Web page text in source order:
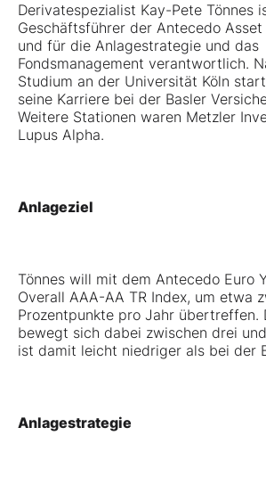
Derivatespezialist Kay-Pete Tönnes
Geschäftsführer der Antecedo
und für die Anlagestrategie und das
Fondsmanagement verantwortlich.
Studium an der Universität Köln
seine Karriere bei der Basler
Weitere Stationen waren Metzler
Lupus Alpha.
Anlageziel
Tönnes will mit dem Antecedo Euro
Overall AAA-AA TR Index, um etwa
Prozentpunkte pro Jahr übertreffen.
bewegt sich dabei zwischen drei
ist damit leicht niedriger als bei der
Anlagestrategie